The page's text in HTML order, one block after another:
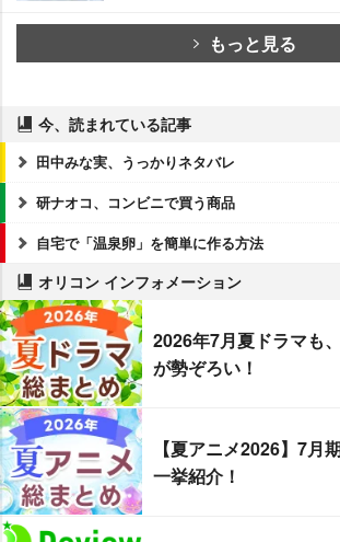
もっと見る
今、読まれている記事
田中みな実、うっかりネタバレ
研ナオコ、コンビニで買う商品
自宅で「温泉卵」を簡単に作る方法
オリコン インフォメーション
2026年7月夏ドラマも
が勢ぞろい！
【夏アニメ2026】7月
一挙紹介！